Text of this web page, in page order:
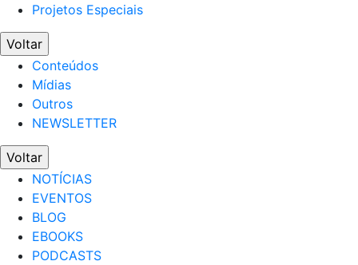
Projetos Especiais
Voltar
Conteúdos
Mídias
Outros
NEWSLETTER
Voltar
NOTÍCIAS
EVENTOS
BLOG
EBOOKS
PODCASTS